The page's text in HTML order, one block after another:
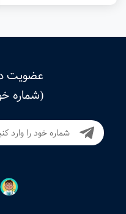
عضویت
(شماره